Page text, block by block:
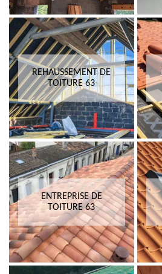
REHAUSSEMENT DE
TOITURE 63
ENTREPRISE DE
TOITURE 63